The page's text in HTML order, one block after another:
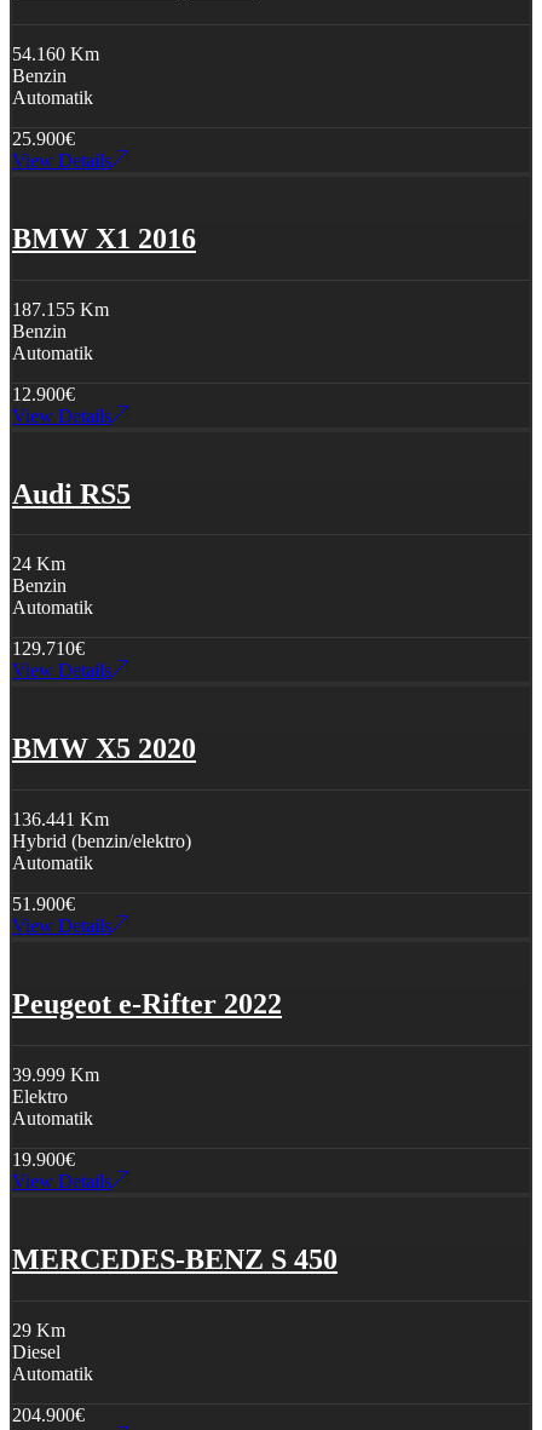
54.160 Km
Benzin
Automatik
25.900€
View Details
BMW X1 2016
187.155 Km
Benzin
Automatik
12.900€
View Details
Audi RS5
24 Km
Benzin
Automatik
129.710€
View Details
BMW X5 2020
136.441 Km
Hybrid (benzin/elektro)
Automatik
51.900€
View Details
Peugeot e-Rifter 2022
39.999 Km
Elektro
Automatik
19.900€
View Details
MERCEDES-BENZ S 450
29 Km
Diesel
Automatik
204.900€